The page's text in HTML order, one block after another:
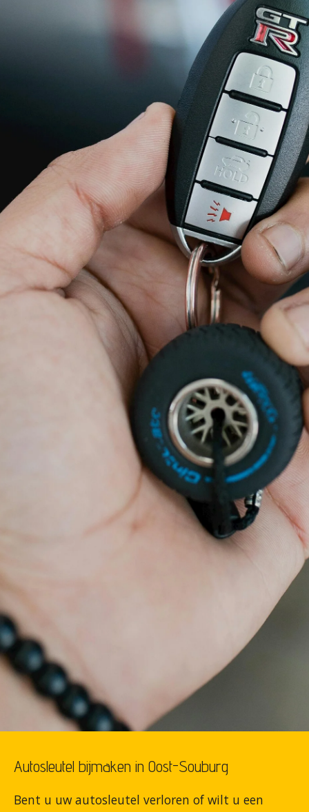
Autosleutel bijmaken in Oost-Souburg
Bent u uw autosleutel verloren of wilt u een